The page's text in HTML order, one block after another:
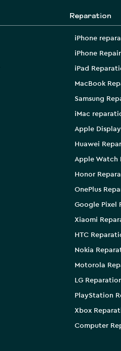
Reparation
iPhone
iPhone Repair
iPad
MacBook
Samsung
iMac
Apple
Huawei
Apple Watch
Honor
OnePlus
Google Pixel
Xiaomi
HTC
Nokia
Motorola
LG
PlayStation
Xbox
Computer